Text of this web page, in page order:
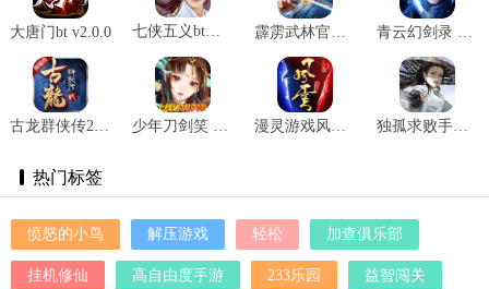
大唐门bt v2.0.0 七侠五义bt版 v1.2.0
漫灵游戏风云 v1.304.0.0 独孤求败手机版 v1.5
热门标签
愤怒的小鸟 解压游戏 轻松 加查俱乐部
挂机修仙 高自由度手游 233乐园 益智闯关